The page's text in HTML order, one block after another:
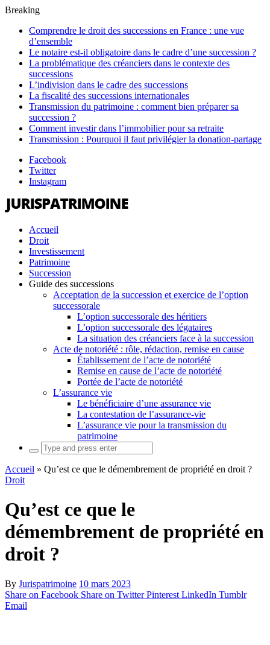
Breaking
Comprendre le droit des successions en France : une vue
d’ensemble
Le notaire est-il obligatoire dans le cadre d’une succession ?
La problématique des créanciers dans le contexte des
successions
L’indivision dans le cadre des successions
La fiscalité des successions internationales
Transmission du patrimoine : comment bien préparer sa
succession ?
Comment investir dans l’immobilier pour sa retraite
Transmission : Pourquoi il faut privilégier la donation-partage
Facebook
Twitter
Instagram
Accueil
Droit
Investissement
Patrimoine
Succession
Guide des successions
Acceptation de la succession et exercice de l’option
successorale
L’option successorale des héritiers
L’option successorale des légataires
La situation des créanciers face à la succession
Acte de notoriété : rôle, rédaction, remise en cause
Établissement de l’acte de notoriété
Remise en cause de l’acte de notoriété
Portée de l’acte de notoriété
L’assurance vie
Le bénéficiaire d’une assurance vie
La contestation de l’assurance-vie
L’assurance vie pour la transmission du
patrimoine
Search
for:
Accueil » Qu’est ce que le démembrement de propriété en droit ?
Droit
Qu’est ce que le
démembrement de propriété en
droit ?
By Jurispatrimoine 10 mars 2023
Share on Facebook Share on Twitter Pinterest LinkedIn Tumblr
Email